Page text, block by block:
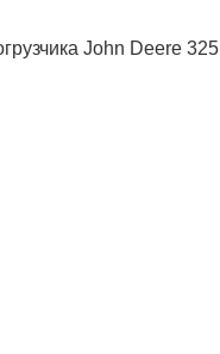
John Deere 325